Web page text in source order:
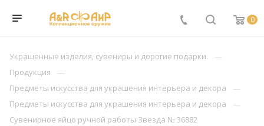
0
Украшенные изделия, сувениры и дорогие подарки.
Продукция
Предметы искусства для украшения интерьера и декора
Предметы искусства для украшения интерьера и декора
Сувенирное яйцо ручной работы Звезда № 36882